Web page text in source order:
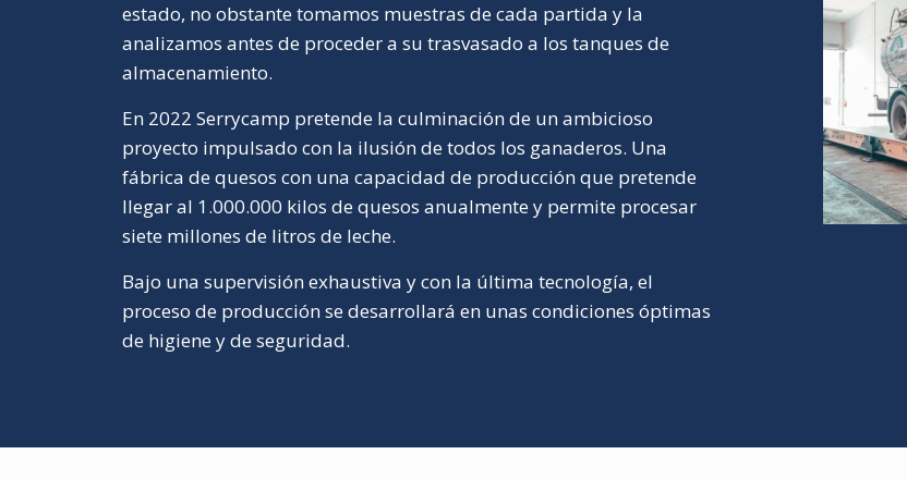
estado, no obstante tomamos muestras de cada partida y la
analizamos antes de proceder a su trasvasado a los tanques de
almacenamiento.
En 2022 Serrycamp pretende la culminación de un ambicioso
proyecto impulsado con la ilusión de todos los ganaderos. Una
fábrica de quesos con una capacidad de producción que pretende
llegar al 1.000.000 kilos de quesos anualmente y permite procesar
siete millones de litros de leche.
Bajo una supervisión exhaustiva y con la última tecnología, el
proceso de producción se desarrollará en unas condiciones óptimas
de higiene y de seguridad.